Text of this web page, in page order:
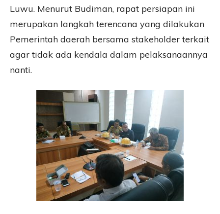
Luwu. Menurut Budiman, rapat persiapan ini
merupakan langkah terencana yang dilakukan
Pemerintah daerah bersama stakeholder terkait
agar tidak ada kendala dalam pelaksanaannya
nanti.